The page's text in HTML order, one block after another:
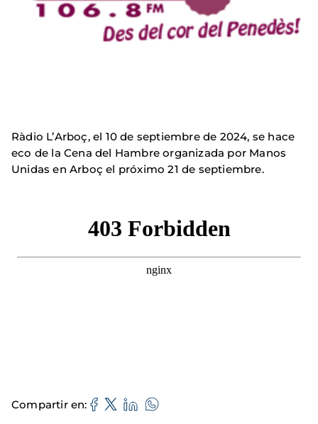
Ràdio L’Arboç, el 10 de septiembre de 2024, se hace
eco de la Cena del Hambre organizada por Manos
Unidas en Arboç el próximo 21 de septiembre.
Compartir en